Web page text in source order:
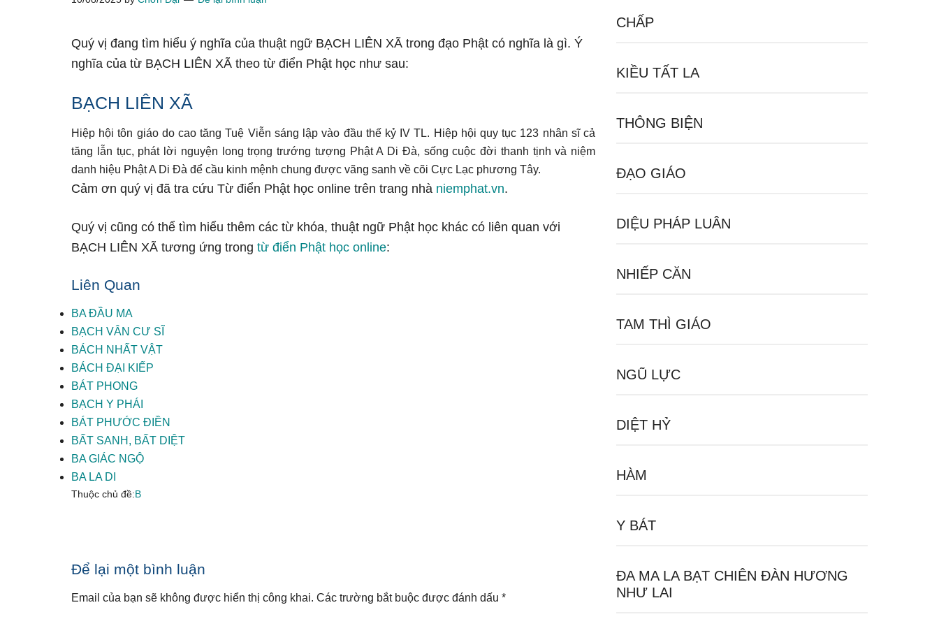
Quý vị đang tìm hiểu ý nghĩa của thuật ngữ BẠCH LIÊN XÃ trong đạo Phật có nghĩa là gì. Ý
nghĩa của từ BẠCH LIÊN XÃ theo từ điển Phật học như sau:
BẠCH LIÊN XÃ
Hiệp hội tôn giáo do cao tăng Tuệ Viễn sáng lập vào đầu thế kỷ IV TL. Hiệp hội quy tục 123 nhân sĩ cả
tăng lẫn tục, phát lời nguyện long trọng trướng tượng Phật A Di Đà, sống cuộc đời thanh tịnh và niệm
danh hiệu Phật A Di Đà để cầu kinh mệnh chung được vãng sanh về cõi Cực Lạc phương Tây.
Cảm ơn quý vị đã tra cứu Từ điển Phật học online trên trang nhà niemphat.vn.
Quý vị cũng có thể tìm hiểu thêm các từ khóa, thuật ngữ Phật học khác có liên quan với
BẠCH LIÊN XÃ tương ứng trong từ điển Phật học online:
Liên Quan
BA ĐẦU MA
BẠCH VÂN CƯ SĨ
BÁCH NHẤT VẬT
BÁCH ĐẠI KIẾP
BÁT PHONG
BẠCH Y PHÁI
BÁT PHƯỚC ĐIỀN
BẤT SANH, BẤT DIỆT
BA GIÁC NGỘ
BA LA DI
Thuộc chủ đề:B
Reader
Interactions
Để lại một bình luận
Email của bạn sẽ không được hiển thị công khai. Các trường bắt buộc được đánh dấu *
CHẤP
KIỀU TẤT LA
THÔNG BIỆN
ĐẠO GIÁO
DIỆU PHÁP LUÂN
NHIẾP CĂN
TAM THÌ GIÁO
NGŨ LỰC
DIỆT HỶ
HÀM
Y BÁT
ĐA MA LA BẠT CHIÊN ĐÀN HƯƠNG
NHƯ LAI